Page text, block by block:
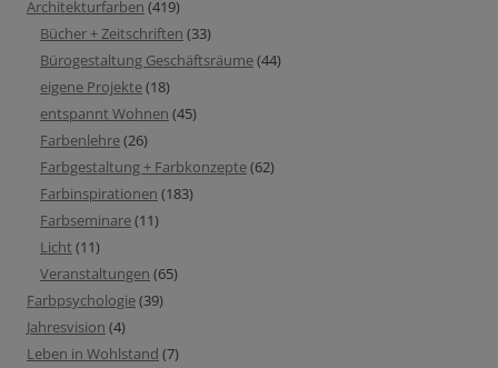
Architekturfarben (419)
Bücher + Zeitschriften (33)
Bürogestaltung Geschäftsräume(44)
eigene Projekte(18)
entspannt Wohnen (45)
Farbenlehre(26)
Farbgestaltung + Farbkonzepte(62)
Farbinspirationen (183)
Farbseminare(11)
Licht (11)
Veranstaltungen (65)
Farbpsychologie(39)
Jahresvision (4)
Leben in Wohlstand (7)